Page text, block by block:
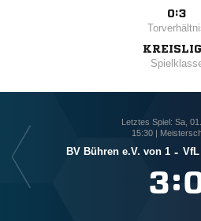
0:3
Letztes Spiel: Sa,
15:30 |
BV Bühren e.V. von 1 -
: